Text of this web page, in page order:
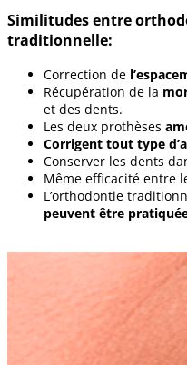
Similitudes entre
traditionnelle:
Correction de
Récupération de la
et des dents.
Les deux prothèses
Corrigent tout type
Conserver les dents
Même efficacité entre
L’orthodontie
peuvent être